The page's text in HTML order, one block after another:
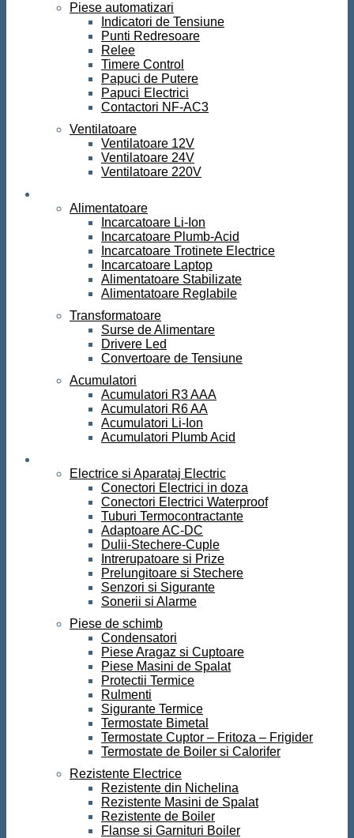
Piese automatizari
Indicatori de Tensiune
Punti Redresoare
Relee
Timere Control
Papuci de Putere
Papuci Electrici
Contactori NF-AC3
Ventilatoare
Ventilatoare 12V
Ventilatoare 24V
Ventilatoare 220V
Alimentatoare
Incarcatoare Li-Ion
Incarcatoare Plumb-Acid
Incarcatoare Trotinete Electrice
Incarcatoare Laptop
Alimentatoare Stabilizate
Alimentatoare Reglabile
Transformatoare
Surse de Alimentare
Drivere Led
Convertoare de Tensiune
Acumulatori
Acumulatori R3 AAA
Acumulatori R6 AA
Acumulatori Li-Ion
Acumulatori Plumb Acid
Electrice si Aparataj Electric
Conectori Electrici in doza
Conectori Electrici Waterproof
Tuburi Termocontractante
Adaptoare AC-DC
Dulii-Stechere-Cuple
Intrerupatoare si Prize
Prelungitoare si Stechere
Senzori si Sigurante
Sonerii si Alarme
Piese de schimb
Condensatori
Piese Aragaz si Cuptoare
Piese Masini de Spalat
Protectii Termice
Rulmenti
Sigurante Termice
Termostate Bimetal
Termostate Cuptor – Fritoza – Frigider
Termostate de Boiler si Calorifer
Rezistente Electrice
Rezistente din Nichelina
Rezistente Masini de Spalat
Rezistente de Boiler
Flanse si Garnituri Boiler